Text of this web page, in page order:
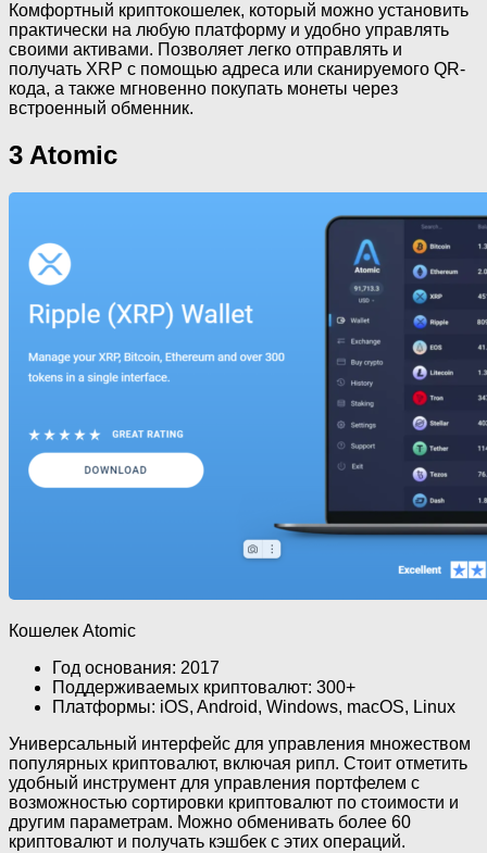
Комфортный криптокошелек, который можно установить
практически на любую платформу и удобно управлять
своими активами. Позволяет легко отправлять и
получать XRP с помощью адреса или сканируемого QR-
кода, а также мгновенно покупать монеты через
встроенный обменник.
3 Atomic
Кошелек Atomic
Год основания: 2017
Поддерживаемых криптовалют: 300+
Платформы: iOS, Android, Windows, macOS, Linux
Универсальный интерфейс для управления множеством
популярных криптовалют, включая рипл. Стоит отметить
удобный инструмент для управления портфелем с
возможностью сортировки криптовалют по стоимости и
другим параметрам. Можно обменивать более 60
криптовалют и получать кэшбек с этих операций.